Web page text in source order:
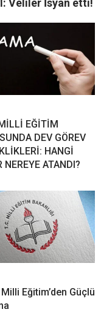
Veliler İsyan etti!
EĞİTİM
DEV GÖREV
HANGİ
NEREYE ATANDI?
Eğitim’den Güçlü